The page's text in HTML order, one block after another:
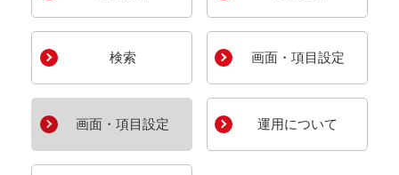
検索 画面・項目設定
画面・項目設定 運用について